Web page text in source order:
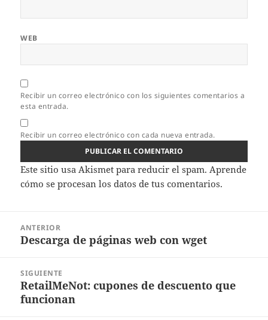
WEB
Recibir un correo electrónico con los siguientes comentarios a
esta entrada.
Recibir un correo electrónico con cada nueva entrada.
Este sitio usa Akismet para reducir el spam. Aprende
cómo se procesan los datos de tus comentarios.
entradas
ANTERIOR
Entrada
Descarga de páginas web con wget
SIGUIENTE
Entrada
siguiente:
RetailMeNot: cupones de descuento que
funcionan